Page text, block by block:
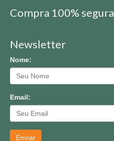
Compra 100% segura
Newsletter
Nome:
Email:
Enviar